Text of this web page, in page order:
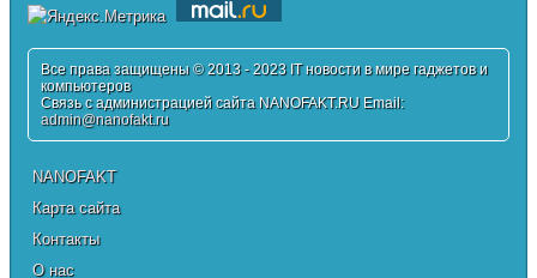
Все права защищены © 2013 - 2023 IT новости в мире гаджетов и
компьютеров
Связь с администрацией сайта NANOFAKT.RU Email:
admin@nanofakt.ru
NANOFAKT
Карта сайта
Контакты
О нас